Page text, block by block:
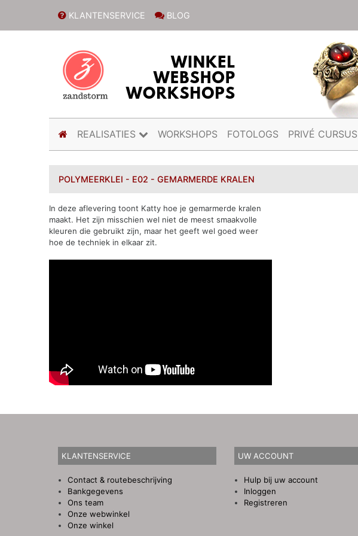
KLANTENSERVICE BLOG
(current)
REALISATIES WORKSHOPS FOTOLOGS PRIVÉ CURSUS
POLYMEERKLEI - E02 - GEMARMERDE KRALEN
In deze aflevering toont Katty hoe je gemarmerde kralen
maakt. Het zijn misschien wel niet de meest smaakvolle
kleuren die gebruikt zijn, maar het geeft wel goed weer
hoe de techniek in elkaar zit.
KLANTENSERVICE
Contact & routebeschrijving
Bankgegevens
Ons team
Onze webwinkel
Onze winkel
UW ACCOUNT
Hulp bij uw account
Inloggen
Registreren